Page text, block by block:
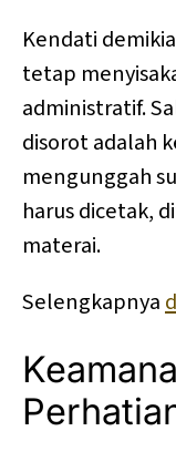
Kendati
tetap
administratif.
disorot adalah
mengunggah
harus dicetak,
materai.
Selengkapnya